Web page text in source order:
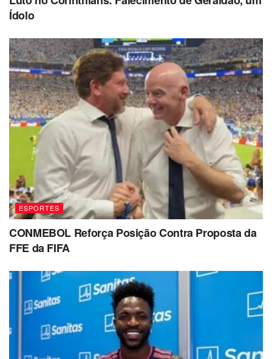
Ídolo
ESPORTES
CONMEBOL Reforça Posição Contra Proposta da
FFE da FIFA